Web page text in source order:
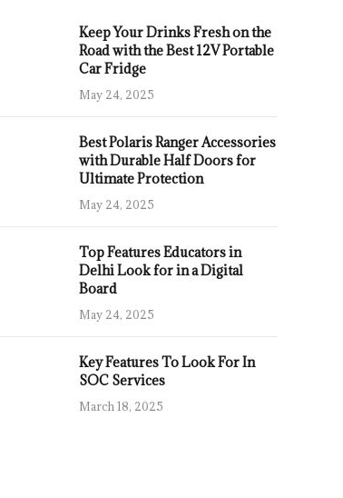
Keep Your Drinks Fresh on the
Road with the Best 12V Portable
Car Fridge
May 24, 2025
Best Polaris Ranger Accessories
with Durable Half Doors for
Ultimate Protection
May 24, 2025
Top Features Educators in
Delhi Look for in a Digital
Board
May 24, 2025
Key Features To Look For In
SOC Services
March 18, 2025